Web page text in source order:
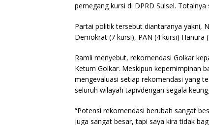
pemegang kursi di DPRD Sulsel.
Partai politik tersebut diantaranya yakni,
Demokrat (7 kursi), PAN (4 kursi) Hanura
Ramli menyebut, rekomendasi Golkar
Ketum Golkar. Meskipun kepemimpinan
mengevaluasi setiap rekomendasi yang
seluruh wilayah tapivdengan segala
“Potensi rekomendasi berubah sangat
juga sangat besar, tapi saya kira tidak